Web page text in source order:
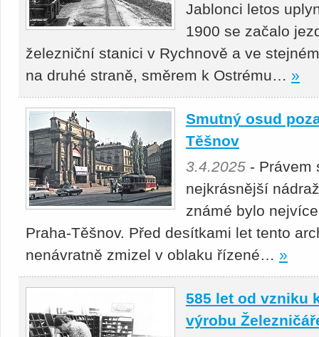
Jablonci letos
1900 se začalo
železniční stanici v Rychnově a ve
na druhé straně, směrem k Ostrému… »
Smutný osud
Těšnov
3.4.2025 - Právem
nejkrásnější
známé bylo
Praha-Těšnov. Před desítkami let tento
nenávratně zmizel v oblaku řízené… »
585 let od vzniku
výrobu